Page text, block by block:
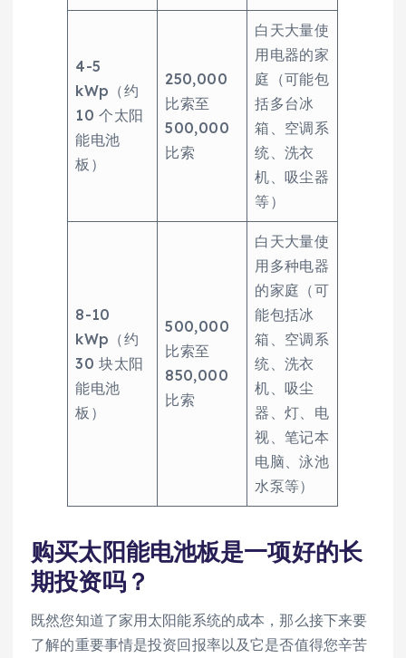
4-5
kWp（约
10 个太阳
能电池
板）
250,000
比索至
500,000
比索
白天大量使
用电器的家
庭（可能包
括多台冰
箱、空调系
统、洗衣
机、吸尘器
等）
8-10
kWp（约
30 块太阳
能电池
板）
500,000
比索至
850,000
比索
白天大量使
用多种电器
的家庭（可
能包括冰
箱、空调系
统、洗衣
机、吸尘
器、灯、电
视、笔记本
电脑、泳池
水泵等）
购买太阳能电池板是一项好的长
期投资吗？
既然您知道了家用太阳能系统的成本，那么接下来要
了解的重要事情是投资回报率以及它是否值得您辛苦